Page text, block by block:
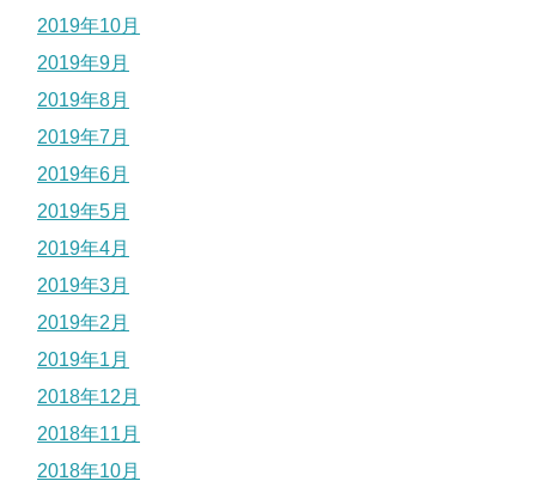
2019年10月
2019年9月
2019年8月
2019年7月
2019年6月
2019年5月
2019年4月
2019年3月
2019年2月
2019年1月
2018年12月
2018年11月
2018年10月